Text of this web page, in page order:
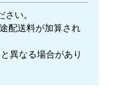
い。
配送料が加算され
異なる場合があり